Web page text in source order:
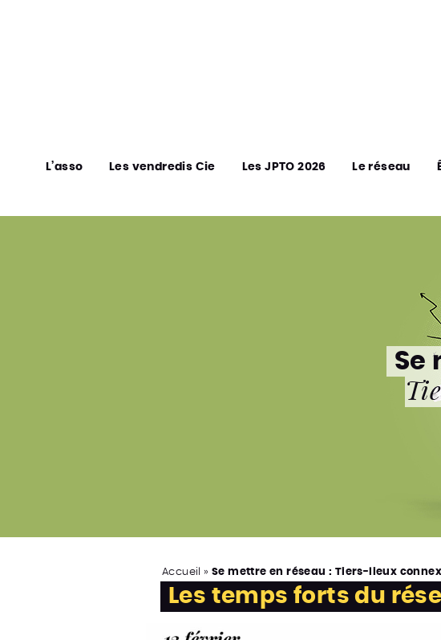
L’asso Les vendredis Cie Les JPTO 2026 Le réseau
Se
Accueil »Se mettre en réseau : Tiers-lieux
Les temps forts du